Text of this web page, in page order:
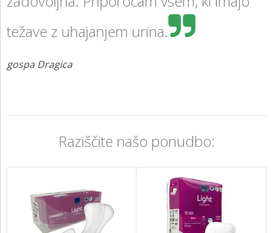
težave z uhajanjem urina.
gospa Dragica
Raziščite našo ponudbo: